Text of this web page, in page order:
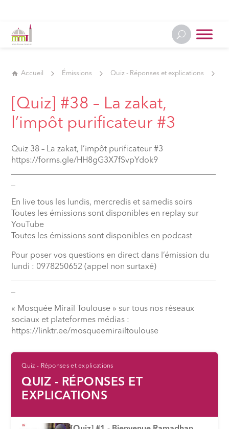
Accueil Émissions Quiz - Réponses et explications
[Quiz] #38 – La zakat,
l’impôt purificateur #3
Quiz 38 – La zakat, l’impôt purificateur #3
https://forms.gle/HH8gG3X7fSvpYdok9
En live tous les lundis, mercredis et samedis soirs
Toutes les émissions sont disponibles en replay sur
YouTube
Toutes les émissions sont disponibles en podcast
Pour poser vos questions en direct dans l’émission du
lundi : 0978250652 (appel non surtaxé)
« Mosquée Mirail Toulouse » sur tous nos réseaux
sociaux et plateformes médias :
⁠https://linktr.ee/mosqueemirailtoulouse
Quiz - Réponses et explications
QUIZ - RÉPONSES ET
EXPLICATIONS